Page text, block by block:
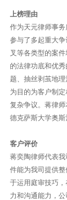
上榜理由
作为天元律师事务
参与了多起重大
叉等各类型的案
的法律功底和优
题、抽丝剥茧地
为目的为客户制
复杂争议。蒋律
德克萨斯大学奥斯
客户评价
蒋奕陶律师代表
件能为我司提供
于运用庭审技巧
力和沟通能力，公